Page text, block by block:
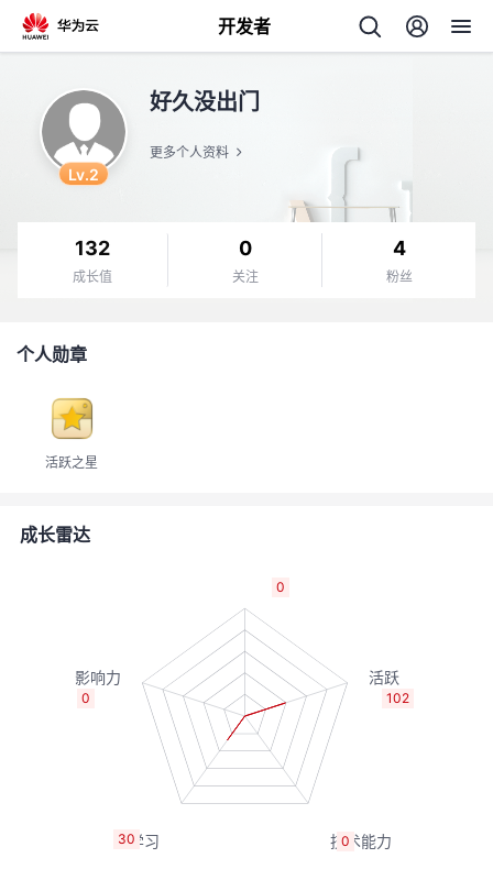
开发者
者
Lv.2
好久没出门
更多个人资料
132
成长值
0
关注
4
粉丝
个人勋章
活跃之星
成长雷达
0
102
0
30
0